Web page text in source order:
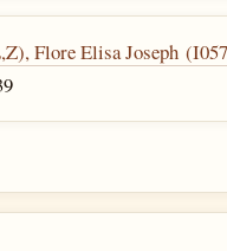
Flore Elisa Joseph